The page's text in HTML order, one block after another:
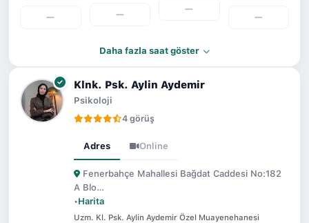
— —
—
—
Daha fazla saat göster
Klnk. Psk. Aylin Aydemir
Psikoloji
4 görüş
Adres Online
Fenerbahçe Mahallesi Bağdat Caddesi No:182
A Blo…
•Harita
Uzm. Kl. Psk. Aylin Aydemir Özel Muayenehanesi